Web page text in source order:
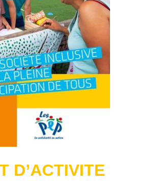
D’ACTIVITE